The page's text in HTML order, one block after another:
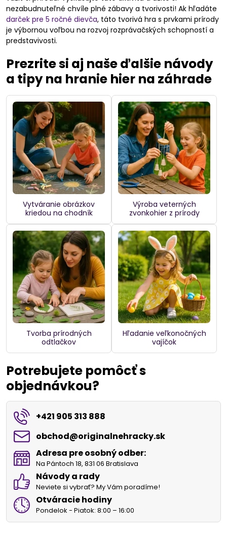
nezabudnuteľné chvíle plné zábavy a tvorivosti! Ak hľadáte
darček pre 5 ročné dievča, táto tvorivá hra s prvkami prírody
je výbornou voľbou na rozvoj rozprávačských schopností a
predstavivosti.
Prezrite si aj naše ďalšie návody
a tipy na hranie hier na záhrade
Vytváranie obrázkov
kriedou na chodník
Výroba veterných
zvonkohier z prírody
Tvorba prírodných
odtlačkov
Hľadanie veľkonočných
vajíčok
Potrebujete pomôcť s
objednávkou?
+421 905 313 888
obchod​@originalnehracky​.sk
Adresa pre osobný odber:
Na Pántoch 18, 831 06 Bratislava
Návody a rady
Neviete si vybrať? My Vám poradíme!
Otváracie hodiny
Pondelok - Piatok: 8:00 – 16:00